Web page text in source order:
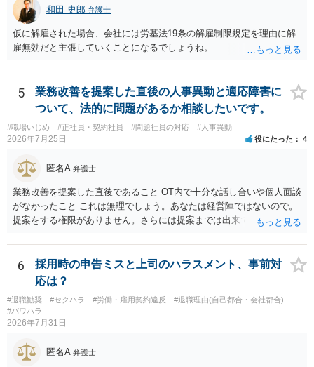
（慰謝料）を請求する選択肢がありえます（ただし、金額は多額にな
らない可能性があります。）。
和田 史郎 弁護士
仮に解雇された場合、会社には労基法19条の解雇制限規定を理由に解
雇無効だと主張していくことになるでしょうね。
5
業務改善を提案した直後の人事異動と適応障害に
ついて、法的に問題があるか相談したいです。
#職場いじめ #正社員・契約社員 #問題社員の対応 #人事異動
2026年7月25日 役にたった 4
匿名A 弁護士
業務改善を提案した直後であること OT内で十分な話し合いや個人面談
がなかったこと これは無理でしょう。あなたは経営陣ではないので。
提案をする権限がありません。さらには提案までは出来ても、会社が
況を報告する義務もありません。 権限がないことをして、相手が応じ
ないのは当然で、それで適応障害になっても、そもそも相手は適法で
すので、対応は難しいでしょう。
6
採用時の申告ミスと上司のハラスメント、事前対
応は？
#退職勧奨 #セクハラ #労働・雇用契約違反
#退職理由(自己都合・会社都合)
#パワハラ
2026年7月31日
匿名A 弁護士